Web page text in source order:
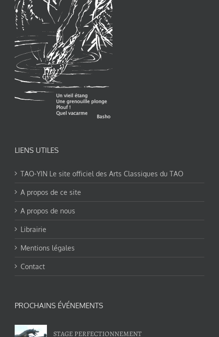
LIENS UTILES
TAO-YIN Le site officiel des Arts Classiques du TAO
A propos de ce site
A propos de nous
Librairie
Mentions légales
Contact
PROCHAINS ÉVÉNEMENTS
STAGE PERFECTIONNEMENT